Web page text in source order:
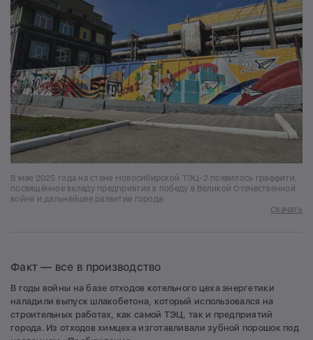
В мае 2025 года на стене Новосибирской ТЭЦ-2 появилось граффити,
посвящённое вкладу предприятия в победу в Великой Отечественной
войне и дальнейшее развитие города
Скачать
Факт — все в производство
В годы войны на базе отходов котельного цеха энергетики
наладили выпуск шлакобетона, который использовался на
строительных работах, как самой ТЭЦ, так и предприятий
города. Из отходов химцеха изготавливали зубной порошок под